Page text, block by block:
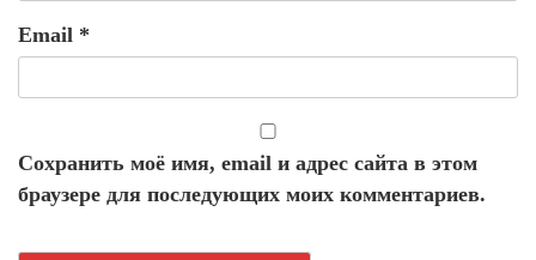
Email *
Сохранить моё имя, email и адрес сайта в этом
браузере для последующих моих комментариев.